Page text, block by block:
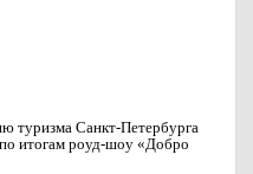
туризма Санкт-Петербурга
итогам роуд-шоу «Добро